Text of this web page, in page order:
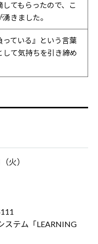
てもらったので、こ
きました。
ている』という言葉
て気持ちを引き締め
火）
テム「LEARNING